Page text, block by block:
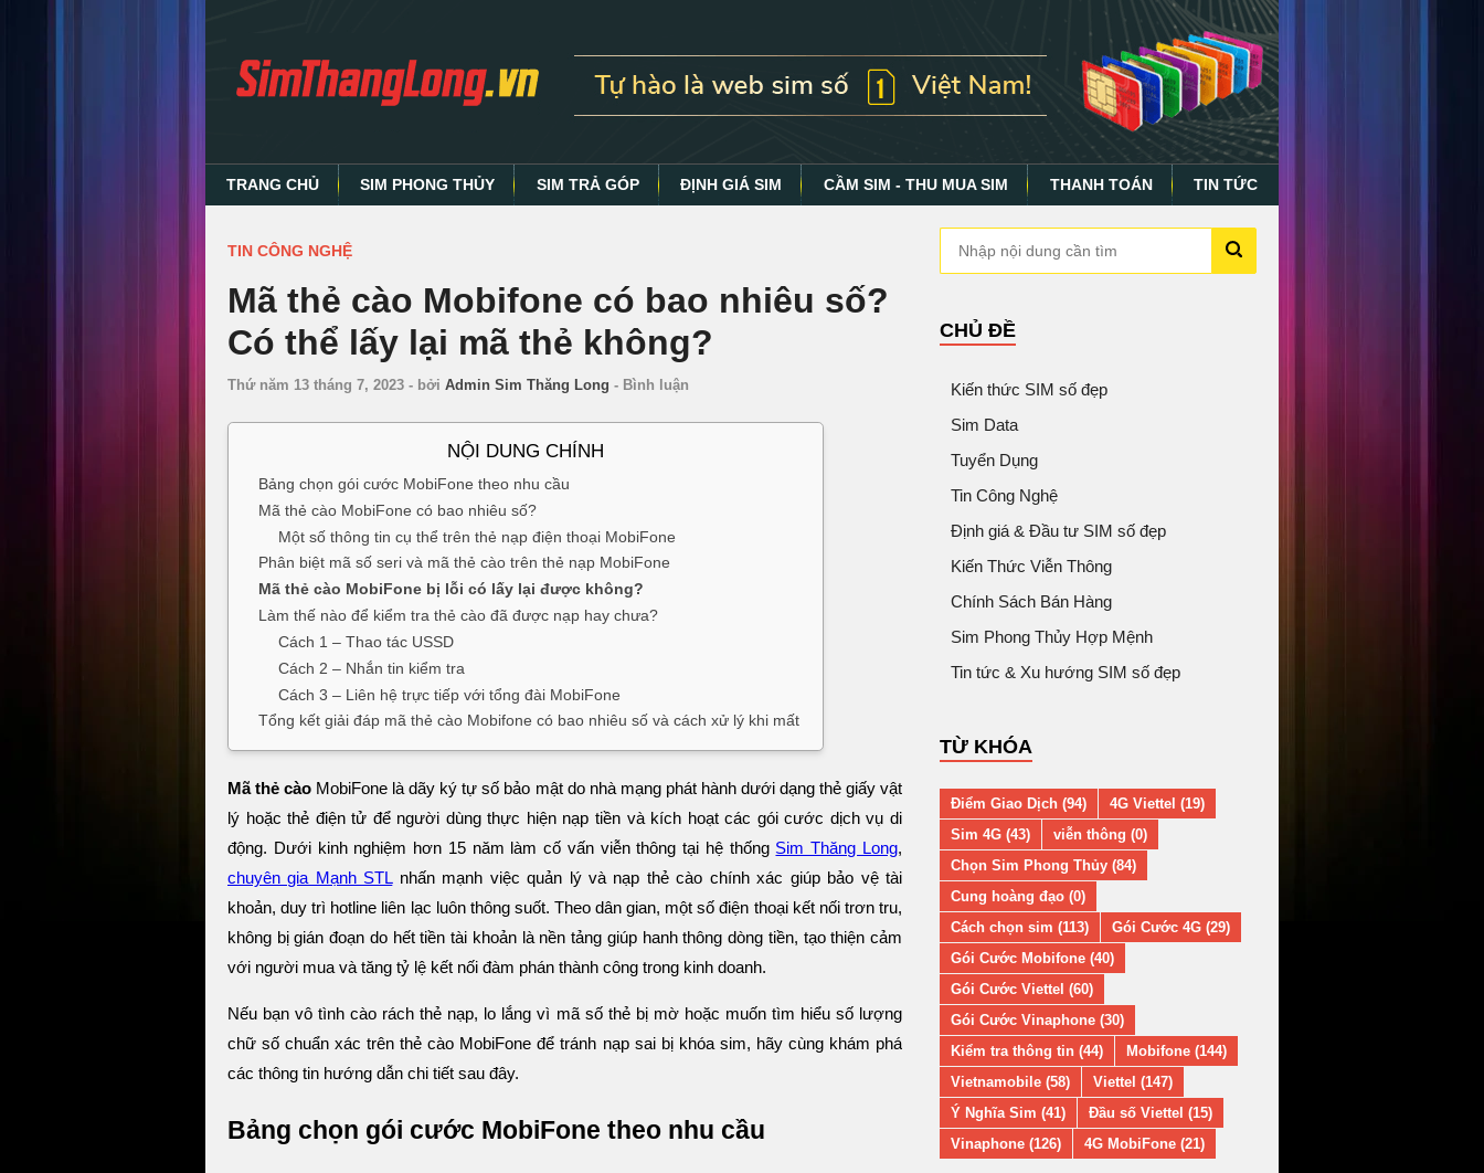
TRANG CHỦ SIM PHONG THỦY SIM TRẢ GÓP ĐỊNH GIÁ SIM CẦM SIM - THU MUA SIM THANH TOÁN TIN TỨC
TIN CÔNG NGHỆ
Mã thẻ cào Mobifone có bao nhiêu số?
Có thể lấy lại mã thẻ không?
Thứ năm 13 tháng 7, 2023 - bởi Admin Sim Thăng Long - Bình luận
NỘI DUNG CHÍNH
Bảng chọn gói cước MobiFone theo nhu cầu
Mã thẻ cào MobiFone có bao nhiêu số?
Một số thông tin cụ thể trên thẻ nạp điện thoại MobiFone
Phân biệt mã số seri và mã thẻ cào trên thẻ nạp MobiFone
Mã thẻ cào MobiFone bị lỗi có lấy lại được không?
Làm thế nào để kiểm tra thẻ cào đã được nạp hay chưa?
Cách 1 – Thao tác USSD
Cách 2 – Nhắn tin kiểm tra
Cách 3 – Liên hệ trực tiếp với tổng đài MobiFone
Tổng kết giải đáp mã thẻ cào Mobifone có bao nhiêu số và cách xử lý khi mất
Mã thẻ cào MobiFone là dãy ký tự số bảo mật do nhà mạng phát hành dưới dạng thẻ giấy vật
lý hoặc thẻ điện tử để người dùng thực hiện nạp tiền và kích hoạt các gói cước dịch vụ di
động. Dưới kinh nghiệm hơn 15 năm làm cố vấn viễn thông tại hệ thống Sim Thăng Long,
chuyên gia Mạnh STLnhấn mạnh việc quản lý và nạp thẻ cào chính xác giúp bảo vệ tài
khoản, duy trì hotline liên lạc luôn thông suốt. Theo dân gian, một số điện thoại kết nối trơn tru,
không bị gián đoạn do hết tiền tài khoản là nền tảng giúp hanh thông dòng tiền, tạo thiện cảm
với người mua và tăng tỷ lệ kết nối đàm phán thành công trong kinh doanh.
Nếu bạn vô tình cào rách thẻ nạp, lo lắng vì mã số thẻ bị mờ hoặc muốn tìm hiểu số lượng
chữ số chuẩn xác trên thẻ cào MobiFone để tránh nạp sai bị khóa sim, hãy cùng khám phá
các thông tin hướng dẫn chi tiết sau đây.
Bảng chọn gói cước MobiFone theo nhu cầu
CHỦ ĐỀ
Kiến thức SIM số đẹp
Sim Data
Tuyển Dụng
Tin Công Nghệ
Định giá & Đầu tư SIM số đẹp
Kiến Thức Viễn Thông
Chính Sách Bán Hàng
Sim Phong Thủy Hợp Mệnh
Tin tức & Xu hướng SIM số đẹp
TỪ KHÓA
Điểm Giao Dịch (94)
4G Viettel (19)
Sim 4G (43)
viễn thông (0)
Chọn Sim Phong Thủy (84)
Cung hoàng đạo (0)
Cách chọn sim (113)
Gói Cước 4G (29)
Gói Cước Mobifone (40)
Gói Cước Viettel (60)
Gói Cước Vinaphone (30)
Kiểm tra thông tin (44)
Mobifone (144)
Vietnamobile (58)
Viettel (147)
Ý Nghĩa Sim (41)
Đầu số Viettel (15)
Vinaphone (126)
4G MobiFone (21)